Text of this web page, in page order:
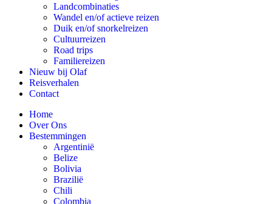
Landcombinaties
Wandel en/of actieve reizen
Duik en/of snorkelreizen
Cultuurreizen
Road trips
Familiereizen
Nieuw bij Olaf
Reisverhalen
Contact
Home
Over Ons
Bestemmingen
Argentinië
Belize
Bolivia
Brazilië
Chili
Colombia